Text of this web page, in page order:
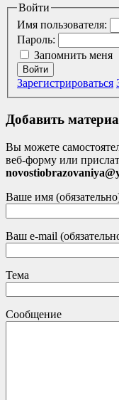
Войти
Имя пользователя:
Пароль:
Запомнить меня
Войти
Зарегистрироваться
Добавить
Вы можете
веб-форму или
Ваше имя
Ваш e-mail
Тема
Сообщение